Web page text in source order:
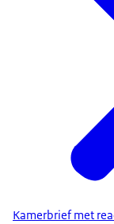
Kamerbrief met